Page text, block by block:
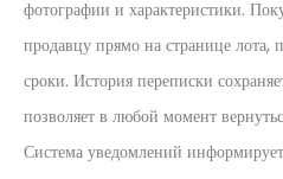
фотографии и характеристики.
продавцу прямо на странице лота,
сроки. История переписки
позволяет в любой момент
Система уведомлений